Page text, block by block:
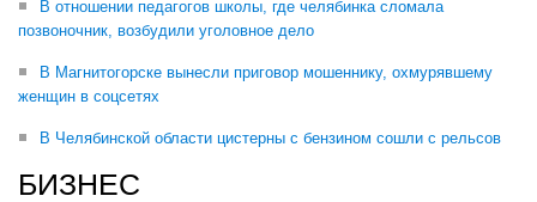
В отношении педагогов школы, где челябинка сломала
позвоночник, возбудили уголовное дело
В Магнитогорске вынесли приговор мошеннику, охмурявшему
женщин в соцсетях
В Челябинской области цистерны с бензином сошли с рельсов
БИЗНЕС